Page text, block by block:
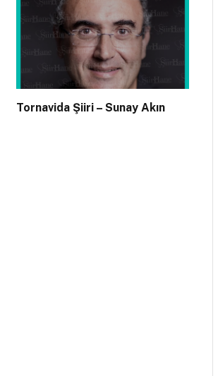
Tornavida Şiiri – Sunay Akın